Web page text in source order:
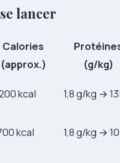
lancer
Calories
(approx.)
(g/kg)
kcal 1,8 g/kg →
kcal 1,8 g/kg →